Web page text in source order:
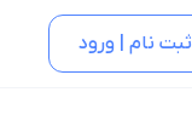
ثبت نام | ورود